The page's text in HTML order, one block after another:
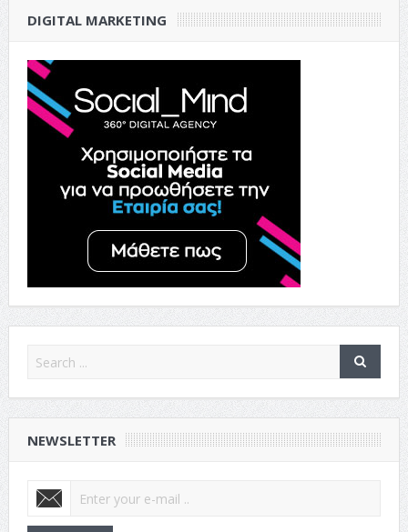
DIGITAL MARKETING
NEWSLETTER